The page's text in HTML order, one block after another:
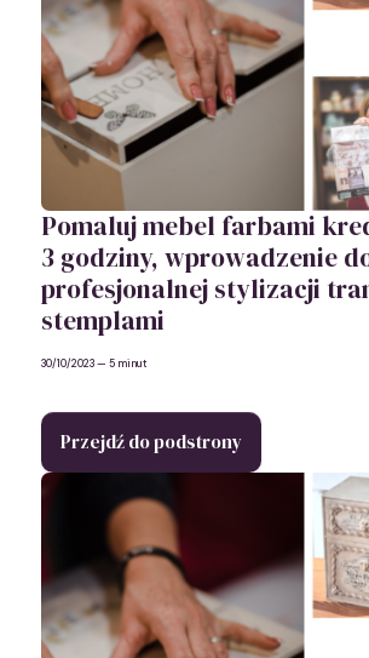
Pomaluj mebel farbami
3 godziny, wprowadzenie
profesjonalnej stylizacji
stemplami
30/10/2023— 5 minut
Przejdź do podstrony